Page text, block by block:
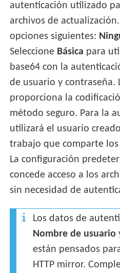
autenticación utilizado
archivos de
opciones siguientes:
Seleccione Básica para
base64 con la
de usuario y contraseña.
proporciona la
método seguro. Para la
utilizará el usuario
trabajo que comparte
La configuración
concede acceso a los
sin necesidad de
Los datos de
Nombre de usuario
están pensados
HTTP mirror.